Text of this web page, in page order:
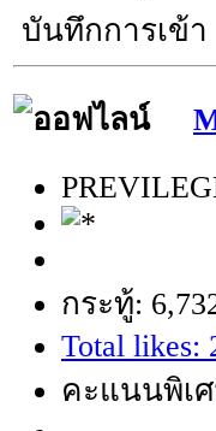
บันทึกการเข้า
กระทู้:
Total likes:
คะแนนพิเ